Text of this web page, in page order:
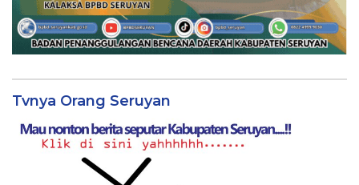
Tvnya Orang Seruyan